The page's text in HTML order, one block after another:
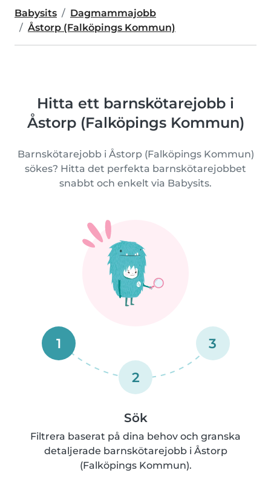
Babysits
Dagmammajobb
Åstorp (Falköpings Kommun)
Hitta ett barnskötarejobb i
Åstorp (Falköpings Kommun)
Barnskötarejobb i Åstorp (Falköpings Kommun)
sökes? Hitta det perfekta barnskötarejobbet
snabbt och enkelt via Babysits.
1
2
3
Sök
Filtrera baserat på dina behov och granska
detaljerade barnskötarejobb i Åstorp
(Falköpings Kommun).